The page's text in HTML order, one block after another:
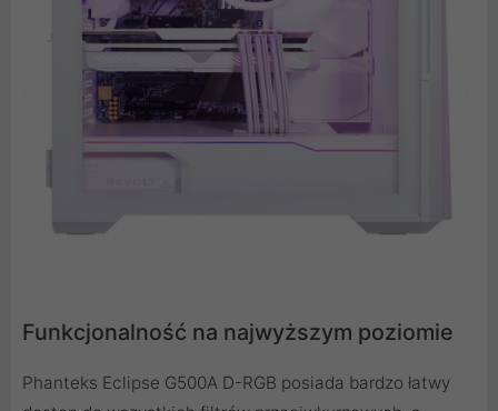
Funkcjonalność na najwyższym poziomie
Phanteks Eclipse G500A D-RGB posiada bardzo łatwy